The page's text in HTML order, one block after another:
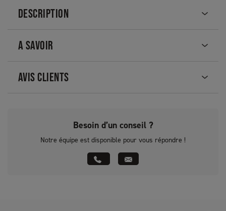
DESCRIPTION
A SAVOIR
AVIS CLIENTS
Besoin d’un conseil ?
Notre équipe est disponible pour vous répondre !